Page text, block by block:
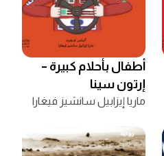
أطفال بأحلام كبيرة –
إرتون سينا
ماريا إيزابيل سانشيز فيغارا